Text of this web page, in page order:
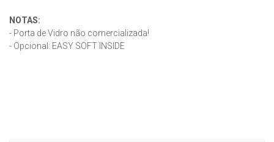
NOTAS:
- Porta de Vidro não comercializada!
- Opcional: EASY SOFT INSIDE